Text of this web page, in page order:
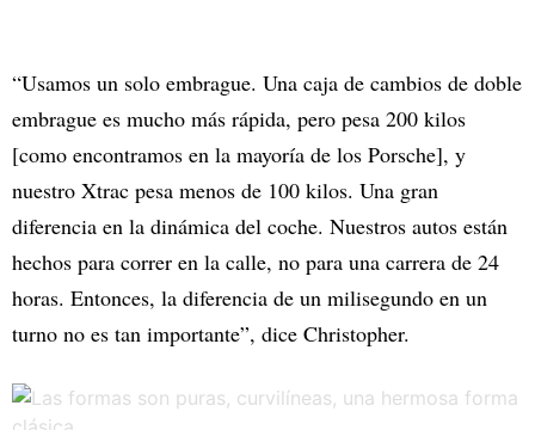
“Usamos un solo embrague. Una caja de cambios de doble
embrague es mucho más rápida, pero pesa 200 kilos
[como encontramos en la mayoría de los Porsche], y
nuestro Xtrac pesa menos de 100 kilos. Una gran
diferencia en la dinámica del coche. Nuestros autos están
hechos para correr en la calle, no para una carrera de 24
horas. Entonces, la diferencia de un milisegundo en un
turno no es tan importante”, dice Christopher.